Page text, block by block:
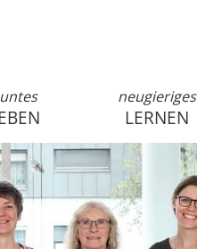
neugieriges
LERNEN